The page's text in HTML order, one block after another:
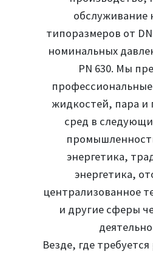
обслуживание
типоразмеров от
номинальных
PN 630. Мы
жидкостей, пара и
сред в
энергетика,
энергетика,
централизованное
и другие сферы
Везде, где